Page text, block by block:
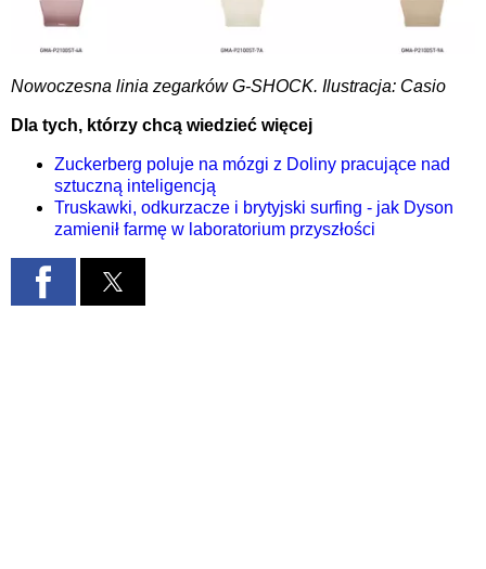
Nowoczesna linia zegarków G-SHOCK. Ilustracja: Casio
Dla tych, którzy chcą wiedzieć więcej
Zuckerberg poluje na mózgi z Doliny pracujące nad
sztuczną inteligencją
Truskawki, odkurzacze i brytyjski surfing - jak Dyson
zamienił farmę w laboratorium przyszłości